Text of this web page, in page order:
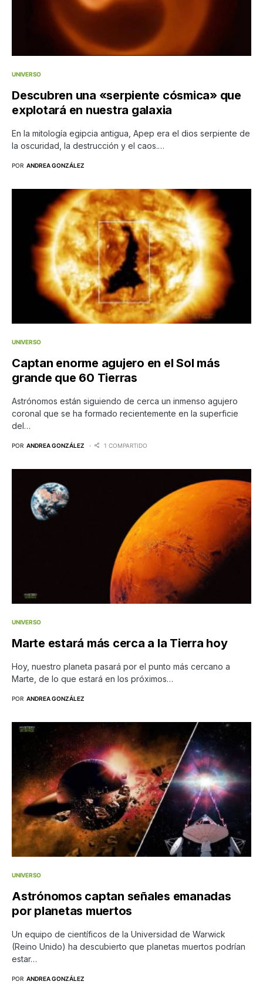
UNIVERSO
Descubren una «serpiente cósmica» que
explotará en nuestra galaxia
En la mitología egipcia antigua, Apep era el dios serpiente de
la oscuridad, la destrucción y el caos.…
POR ANDREA GONZÁLEZ
UNIVERSO
Captan enorme agujero en el Sol más
grande que 60 Tierras
Astrónomos están siguiendo de cerca un inmenso agujero
coronal que se ha formado recientemente en la superficie
del…
POR ANDREA GONZÁLEZ 1 COMPARTIDO
UNIVERSO
Marte estará más cerca a la Tierra hoy
Hoy, nuestro planeta pasará por el punto más cercano a
Marte, de lo que estará en los próximos…
POR ANDREA GONZÁLEZ
UNIVERSO
Astrónomos captan señales emanadas
por planetas muertos
Un equipo de científicos de la Universidad de Warwick
(Reino Unido) ha descubierto que planetas muertos podrían
estar…
POR ANDREA GONZÁLEZ